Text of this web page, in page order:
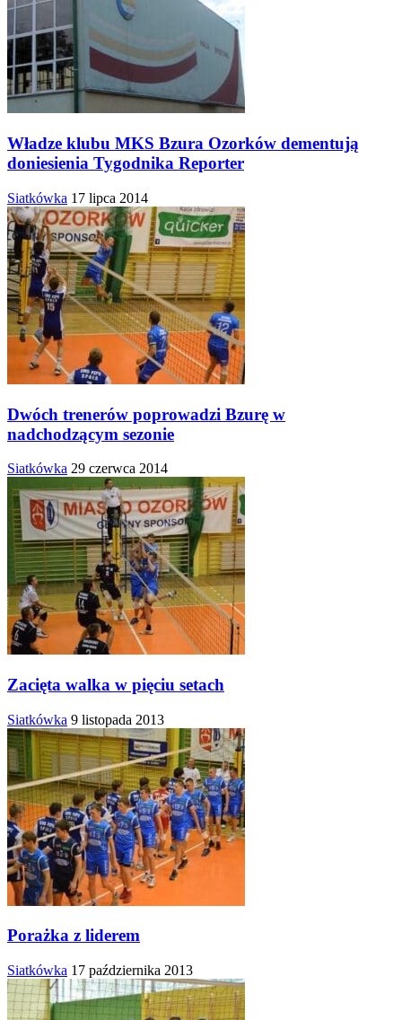
Władze klubu MKS Bzura Ozorków dementują
doniesienia Tygodnika Reporter
Siatkówka 17 lipca 2014
Dwóch trenerów poprowadzi Bzurę w
nadchodzącym sezonie
Siatkówka 29 czerwca 2014
Zacięta walka w pięciu setach
Siatkówka 9 listopada 2013
Porażka z liderem
Siatkówka 17 października 2013